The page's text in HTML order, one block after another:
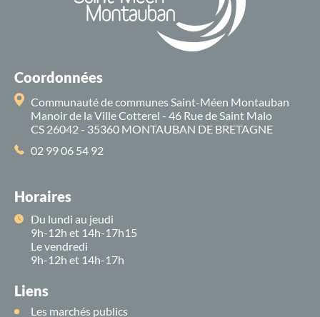
Coordonnées
Communauté de communes Saint-Méen Montauban
Manoir de la Ville Cotterel - 46 Rue de Saint Malo
CS 26042 - 35360 MONTAUBAN DE BRETAGNE
02 99 06 54 92
Horaires
Du lundi au jeudi
9h-12h et 14h-17h15
Le vendredi
9h-12h et 14h-17h
Liens
Les marchés publics